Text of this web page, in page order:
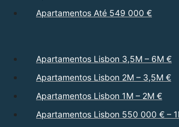
Apartamentos Até 549 000 €
Apartamentos Lisbon 3,5M – 6M €
Apartamentos Lisbon 2M – 3,5M €
Apartamentos Lisbon 1M – 2M €
Apartamentos Lisbon 550 000 € –